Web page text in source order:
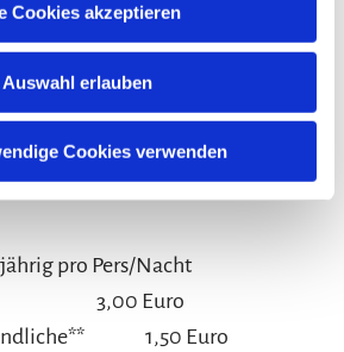
Cookies akzeptieren
Auswahl erlauben
Cookies verwenden
Leistungen und Ermäßigungen
(z.B. kostenlose
Alm, Teilnahme an
usw.) Fragen Sie bitte
der Ankunft nach der inklusiv
pro Pers/Nacht
*
3,00 Euro
1,50 Euro